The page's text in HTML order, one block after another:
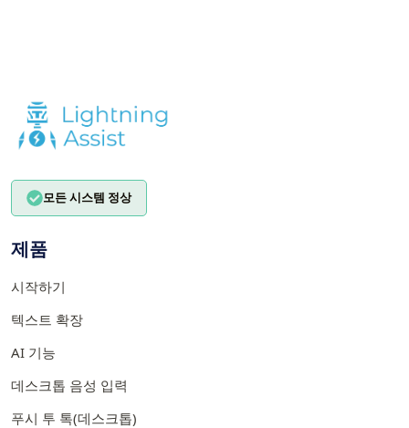
모든 시스템 정상
제품
시작하기
텍스트 확장
AI 기능
데스크톱 음성 입력
푸시 투 톡(데스크톱)